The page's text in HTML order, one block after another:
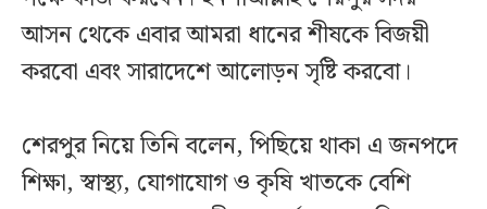
আসন থেকে এবার আমরা ধানের শীষকে বিজয়ী
করবো এবং সারাদেশে আলোড়ন সৃষ্টি করবো।
শেরপুর নিয়ে তিনি বলেন, পিছিয়ে থাকা এ জনপদে
শিক্ষা, স্বাস্থ্য, যোগাযোগ ও কৃষি খাতকে বেশি